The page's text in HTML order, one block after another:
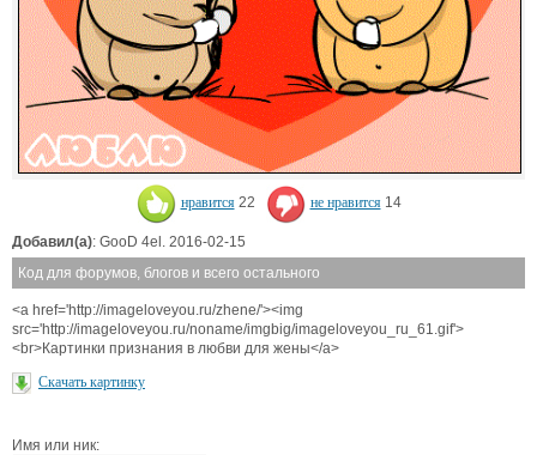
нравится 22 не нравится 14
Добавил(а): GooD 4el. 2016-02-15
Код для форумов, блогов и всего остального
<a href='http://imageloveyou.ru/zhene/'><img
src='http://imageloveyou.ru/noname/imgbig/imageloveyou_ru_61.gif'>
<br>Картинки признания в любви для жены</a>
Скачать картинку
Имя или ник: